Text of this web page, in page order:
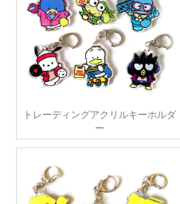
トレーディングアクリルキーホルダ
ー